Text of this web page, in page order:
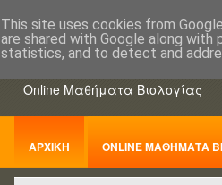
Online Μαθήματα Βιολογίας
ΑΡΧΙΚΗ ONLINE ΜΑΘΗΜΑΤΑ
This site uses cookies from
are shared with Google along
statistics, and to detect and